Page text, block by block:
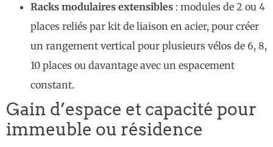
Racks modulaires extensibles : modules de 2 ou 4
places reliés par kit de liaison en acier, pour créer
un rangement vertical pour plusieurs vélos de 6, 8,
10 places ou davantage avec un espacement
constant.
Gain d’espace et capacité pour
immeuble ou résidence